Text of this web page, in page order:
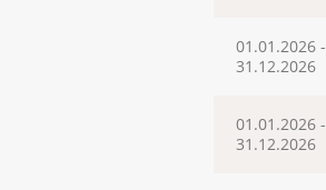
01.01.2026 -
31.12.2026
01.01.2026 -
31.12.2026